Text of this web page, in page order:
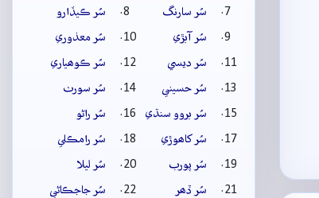
سُر سارنگ
سُر ڪيڏارو
سُر آبڙي
سُر معذوري
سُر ديسي
سُر ڪوھياري
سُر حسيني
سُر سورٺ
سُر بروو سنڌي
سُر راڻو
سُر کاھوڙي
سُر رامڪلي
سُر پورب
سُر ليلا
سُر ڏھر
سُر جاجڪاڻي